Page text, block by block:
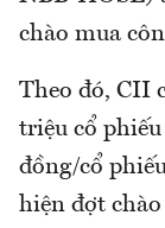
chào mua
Theo đó, CII
triệu cổ
đồng/cổ
hiện đợt